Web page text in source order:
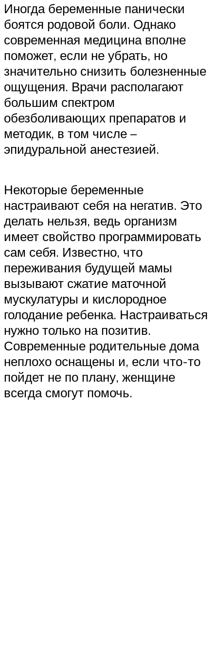
Иногда беременные панически
боятся родовой боли. Однако
современная медицина вполне
поможет, если не убрать, но
значительно снизить болезненные
ощущения. Врачи располагают
большим спектром
обезболивающих препаратов и
методик, в том числе –
эпидуральной анестезией.
Некоторые беременные
настраивают себя на негатив. Это
делать нельзя, ведь организм
имеет свойство программировать
сам себя. Известно, что
переживания будущей мамы
вызывают сжатие маточной
мускулатуры и кислородное
голодание ребенка. Настраиваться
нужно только на позитив.
Современные родительные дома
неплохо оснащены и, если что-то
пойдет не по плану, женщине
всегда смогут помочь.